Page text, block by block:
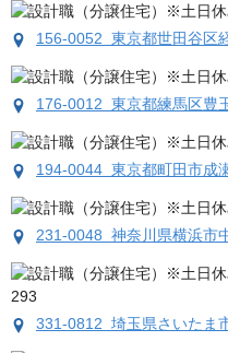
156-0052 東京都世田谷区
176-0012 東京都練馬区豊
194-0044 東京都町田市成
231-0048 神奈川県横浜市
331-0812 埼玉県さいたま